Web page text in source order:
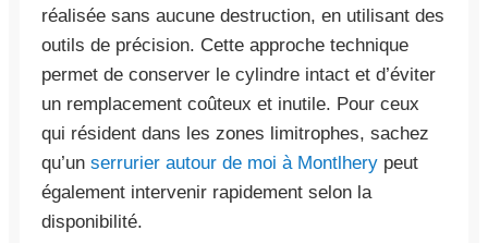
réalisée sans aucune destruction, en utilisant des
outils de précision. Cette approche technique
permet de conserver le cylindre intact et d’éviter
un remplacement coûteux et inutile. Pour ceux
qui résident dans les zones limitrophes, sachez
qu’un serrurier autour de moi à Montlhery peut
également intervenir rapidement selon la
disponibilité.